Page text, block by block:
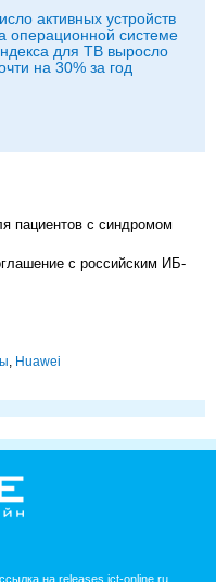
активных устройств
операционной системе
для ТВ выросло
на 30% за год
пациентов с синдромом
с российским ИБ-
, Huawei
на releases.ict-online.ru